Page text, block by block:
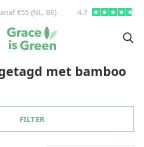
€55 (NL, BE) 4.7
met bamboo
FILTER